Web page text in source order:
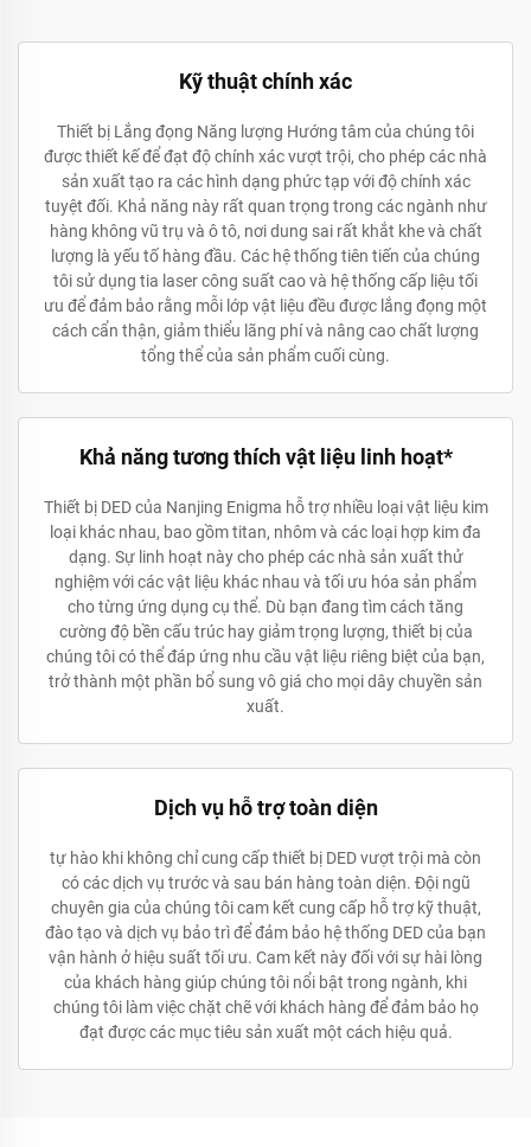
Kỹ thuật chính xác
Thiết bị Lắng đọng Năng lượng Hướng tâm của chúng tôi
được thiết kế để đạt độ chính xác vượt trội, cho phép các nhà
sản xuất tạo ra các hình dạng phức tạp với độ chính xác
tuyệt đối. Khả năng này rất quan trọng trong các ngành như
hàng không vũ trụ và ô tô, nơi dung sai rất khắt khe và chất
lượng là yếu tố hàng đầu. Các hệ thống tiên tiến của chúng
tôi sử dụng tia laser công suất cao và hệ thống cấp liệu tối
ưu để đảm bảo rằng mỗi lớp vật liệu đều được lắng đọng một
cách cẩn thận, giảm thiểu lãng phí và nâng cao chất lượng
tổng thể của sản phẩm cuối cùng.
Khả năng tương thích vật liệu linh hoạt*
Thiết bị DED của Nanjing Enigma hỗ trợ nhiều loại vật liệu kim
loại khác nhau, bao gồm titan, nhôm và các loại hợp kim đa
dạng. Sự linh hoạt này cho phép các nhà sản xuất thử
nghiệm với các vật liệu khác nhau và tối ưu hóa sản phẩm
cho từng ứng dụng cụ thể. Dù bạn đang tìm cách tăng
cường độ bền cấu trúc hay giảm trọng lượng, thiết bị của
chúng tôi có thể đáp ứng nhu cầu vật liệu riêng biệt của bạn,
trở thành một phần bổ sung vô giá cho mọi dây chuyền sản
xuất.
Dịch vụ hỗ trợ toàn diện
tự hào khi không chỉ cung cấp thiết bị DED vượt trội mà còn
có các dịch vụ trước và sau bán hàng toàn diện. Đội ngũ
chuyên gia của chúng tôi cam kết cung cấp hỗ trợ kỹ thuật,
đào tạo và dịch vụ bảo trì để đảm bảo hệ thống DED của bạn
vận hành ở hiệu suất tối ưu. Cam kết này đối với sự hài lòng
của khách hàng giúp chúng tôi nổi bật trong ngành, khi
chúng tôi làm việc chặt chẽ với khách hàng để đảm bảo họ
đạt được các mục tiêu sản xuất một cách hiệu quả.